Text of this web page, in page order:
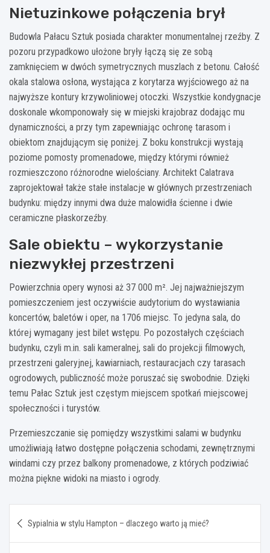
Nietuzinkowe połączenia brył
Budowla Pałacu Sztuk posiada charakter monumentalnej rzeźby. Z
pozoru przypadkowo ułożone bryły łączą się ze sobą
zamknięciem w dwóch symetrycznych muszlach z betonu. Całość
okala stalowa osłona, wystająca z korytarza wyjściowego aż na
najwyższe kontury krzywoliniowej otoczki. Wszystkie kondygnacje
doskonale wkomponowały się w miejski krajobraz dodając mu
dynamiczności, a przy tym zapewniając ochronę tarasom i
obiektom znajdującym się poniżej. Z boku konstrukcji wystają
poziome pomosty promenadowe, między którymi również
rozmieszczono różnorodne wielościany. Architekt Calatrava
zaprojektował także stałe instalacje w głównych przestrzeniach
budynku: między innymi dwa duże malowidła ścienne i dwie
ceramiczne płaskorzeźby.
Sale obiektu – wykorzystanie
niezwykłej przestrzeni
Powierzchnia opery wynosi aż 37 000 m². Jej najważniejszym
pomieszczeniem jest oczywiście audytorium do wystawiania
koncertów, baletów i oper, na 1706 miejsc. To jedyna sala, do
której wymagany jest bilet wstępu. Po pozostałych częściach
budynku, czyli m.in. sali kameralnej, sali do projekcji filmowych,
przestrzeni galeryjnej, kawiarniach, restauracjach czy tarasach
ogrodowych, publiczność może poruszać się swobodnie. Dzięki
temu Pałac Sztuk jest częstym miejscem spotkań miejscowej
społeczności i turystów.
Przemieszczanie się pomiędzy wszystkimi salami w budynku
umożliwiają łatwo dostępne połączenia schodami, zewnętrznymi
windami czy przez balkony promenadowe, z których podziwiać
można piękne widoki na miasto i ogrody.
wpisu
Sypialnia w stylu Hampton – dlaczego warto ją mieć?